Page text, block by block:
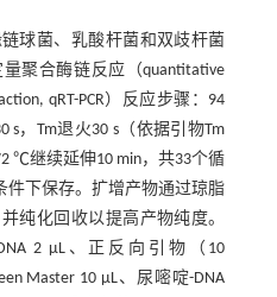
球菌、乳酸杆菌和双歧杆菌
聚合酶链反应（quantitative
qRT-PCR）反应步骤：94
，Tm退火30 s（依据引物Tm
℃继续延伸10 min，共33个循
下保存。扩增产物通过琼脂
纯化回收以提高产物纯度。
2 μL、正反向引物（10
Master 10 μL、尿嘧啶-DNA